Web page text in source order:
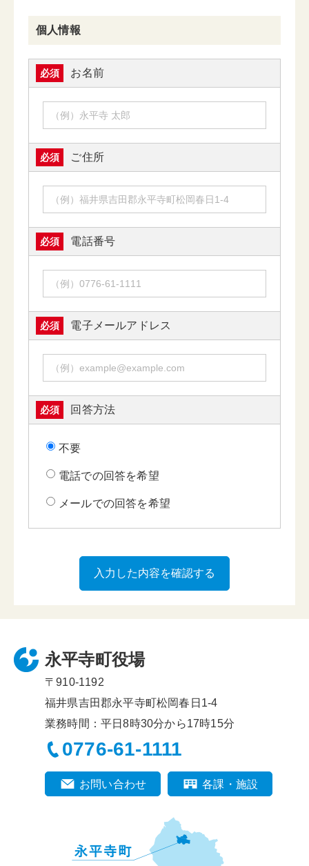
個人情報
必須 お名前
必須 ご住所
必須 電話番号
必須 電子メールアドレス
必須 回答方法
不要
電話での回答を希望
メールでの回答を希望
永平寺町役場
〒910-1192
福井県吉田郡永平寺町松岡春日1-4
業務時間：平日8時30分から17時15分
0776-61-1111
お問い合わせ 各課・施設